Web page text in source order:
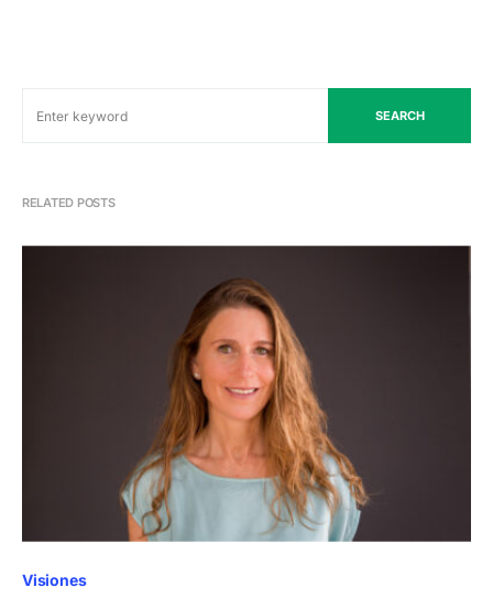
SEARCH
RELATED POSTS
Visiones